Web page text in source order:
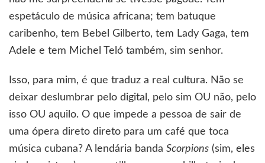
espetáculo de música africana; tem batuque
caribenho, tem Bebel Gilberto, tem Lady Gaga, tem
Adele e tem Michel Teló também, sim senhor.
Isso, para mim, é que traduz a real cultura. Não se
deixar deslumbrar pelo digital, pelo sim OU não, pelo
isso OU aquilo. O que impede a pessoa de sair de
uma ópera direto direto para um café que toca
música cubana? A lendária banda Scorpions (sim, eles